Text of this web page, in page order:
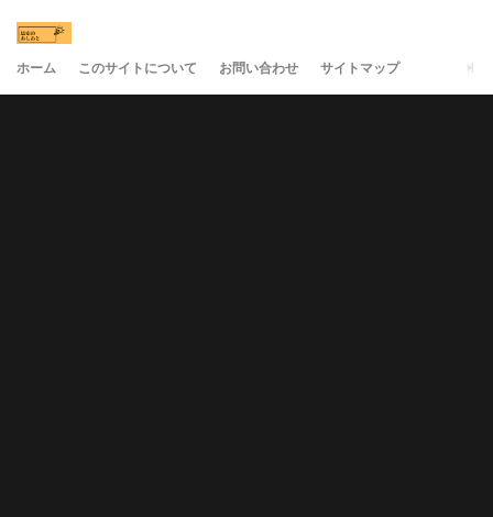
ホーム このサイトについて お問い合わせ サイトマップ